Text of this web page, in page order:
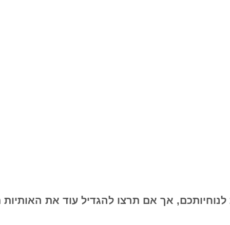
של הגדלות לנוחיותכם, אך אם תרצו להגדיל עוד את